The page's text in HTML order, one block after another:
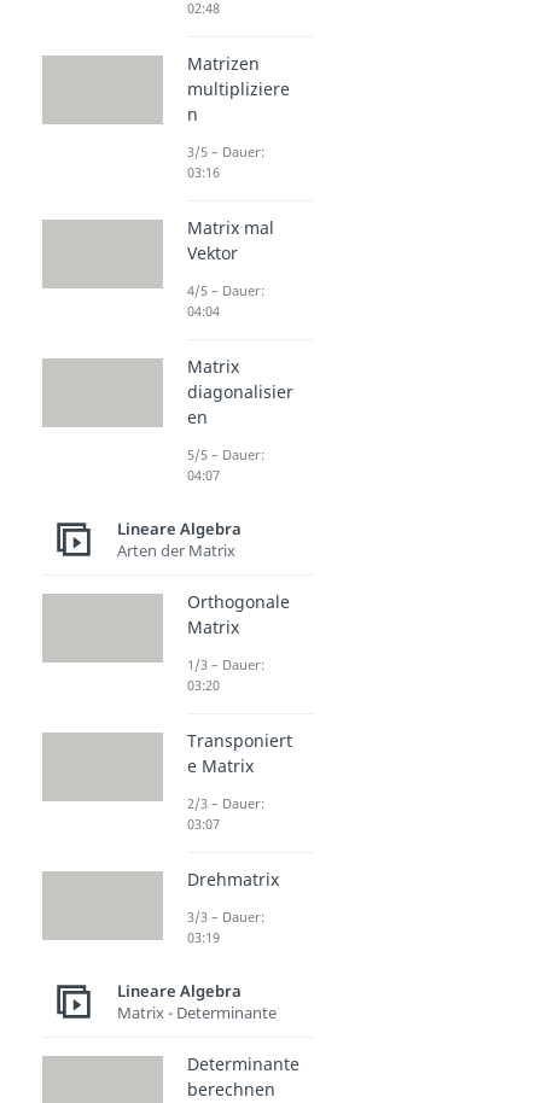
02:48
Matrizen
multipliziere
n
3/5 – Dauer:
03:16
Matrix mal
Vektor
4/5 – Dauer:
04:04
Matrix
diagonalisier
en
5/5 – Dauer:
04:07
Lineare Algebra
Arten der Matrix
Orthogonale
Matrix
1/3 – Dauer:
03:20
Transponiert
e Matrix
2/3 – Dauer:
03:07
Drehmatrix
3/3 – Dauer:
03:19
Lineare Algebra
Matrix - Determinante
Determinante
berechnen